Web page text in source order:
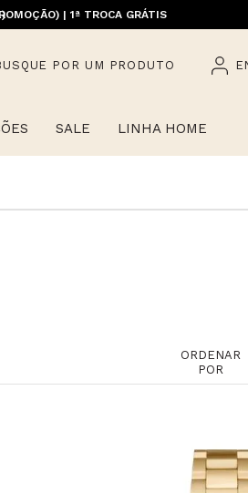
POR UM PRODUTO
SALE LINHA HOME
ORDENAR
POR